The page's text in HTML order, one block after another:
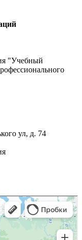
"Учебный
ул, д. 74